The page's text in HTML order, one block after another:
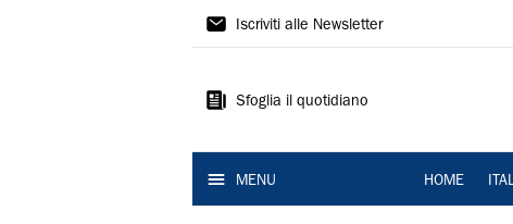
La
Ferrara
Iscriviti alle Newsletter
Sfoglia il quotidiano
MENU HOME